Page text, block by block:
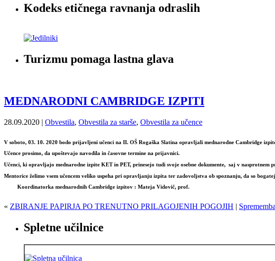
Kodeks etičnega ravnanja odraslih
Turizmu pomaga lastna glava
MEDNARODNI CAMBRIDGE IZPITI
28.09.2020 | Obvestila, Obvestila za starše, Obvestila za učence
V soboto, 03. 10. 2020 bodo prijavljeni učenci na II. OŠ Rogaška Slatina opravljali mednarodne Cambridge
Učence prosimo, da upoštevajo navodila in časovne termine na prijavnici.
Učenci, ki opravljajo mednarodne izpite KET in PET, prinesejo tudi svoje osebne dokumente, saj v nasprotnem
Mentorice želimo vsem učencem veliko uspeha pri opravljanju izpita ter zadovoljstva ob spoznanju, da so
Koordinatorka mednarodnih Cambridge izpitov : Mateja Vidovič, prof.
« ZBIRANJE PAPIRJA PO TRENUTNO PRILAGOJENIH POGOJIH |
Spletne učilnice